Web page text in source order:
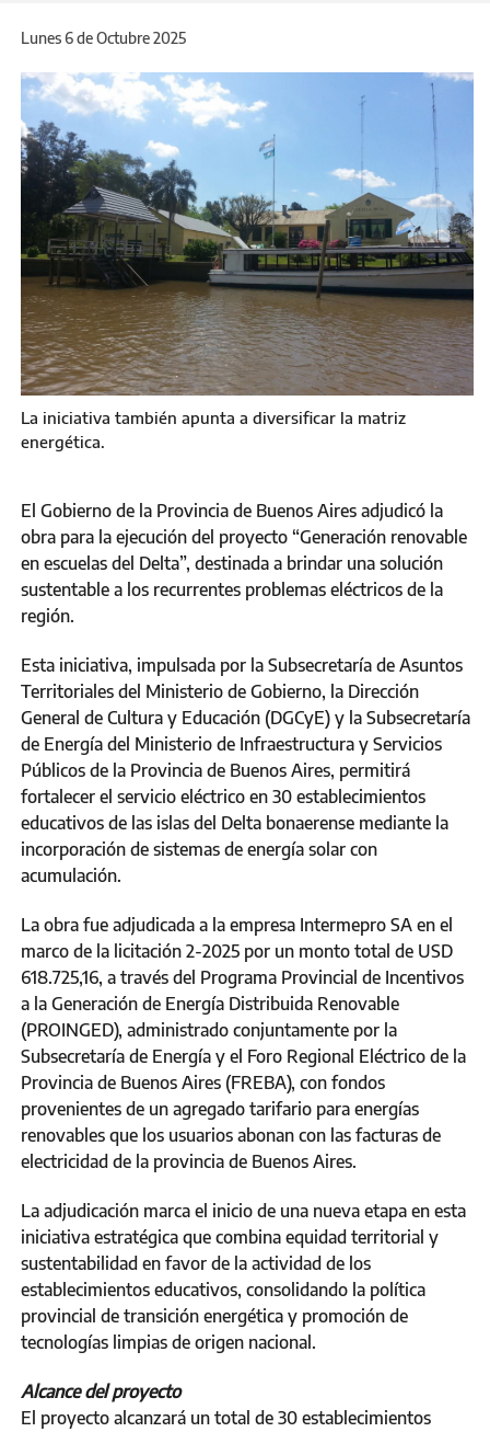
Lunes 6 de Octubre 2025
La iniciativa también apunta a diversificar la matriz
energética.
El Gobierno de la Provincia de Buenos Aires adjudicó la
obra para la ejecución del proyecto “Generación renovable
en escuelas del Delta”, destinada a brindar una solución
sustentable a los recurrentes problemas eléctricos de la
región.
Esta iniciativa, impulsada por la Subsecretaría de Asuntos
Territoriales del Ministerio de Gobierno, la Dirección
General de Cultura y Educación (DGCyE) y la Subsecretaría
de Energía del Ministerio de Infraestructura y Servicios
Públicos de la Provincia de Buenos Aires, permitirá
fortalecer el servicio eléctrico en 30 establecimientos
educativos de las islas del Delta bonaerense mediante la
incorporación de sistemas de energía solar con
acumulación.
La obra fue adjudicada a la empresa Intermepro SA en el
marco de la licitación 2-2025 por un monto total de USD
618.725,16, a través del Programa Provincial de Incentivos
a la Generación de Energía Distribuida Renovable
(PROINGED), administrado conjuntamente por la
Subsecretaría de Energía y el Foro Regional Eléctrico de la
Provincia de Buenos Aires (FREBA), con fondos
provenientes de un agregado tarifario para energías
renovables que los usuarios abonan con las facturas de
electricidad de la provincia de Buenos Aires.
La adjudicación marca el inicio de una nueva etapa en esta
iniciativa estratégica que combina equidad territorial y
sustentabilidad en favor de la actividad de los
establecimientos educativos, consolidando la política
provincial de transición energética y promoción de
tecnologías limpias de origen nacional.
Alcance del proyecto
El proyecto alcanzará un total de 30 establecimientos